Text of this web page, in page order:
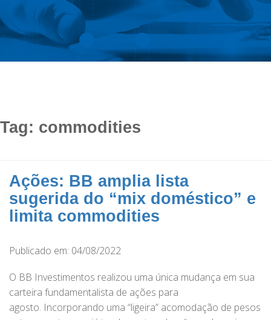
Tag: commodities
Ações: BB amplia lista
sugerida do “mix doméstico” e
limita commodities
Publicado em: 04/08/2022
O BB Investimentos realizou uma única mudança em sua
carteira fundamentalista de ações para
agosto. Incorporando uma “ligeira” acomodação de pesos